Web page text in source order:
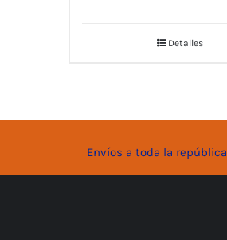
Detalles
Envíos a toda la república